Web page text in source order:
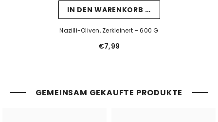
IN DEN WARENKORB LEGEN
Nazilli-Oliven, Zerkleinert – 600 G
€7,99
GEMEINSAM GEKAUFTE PRODUKTE